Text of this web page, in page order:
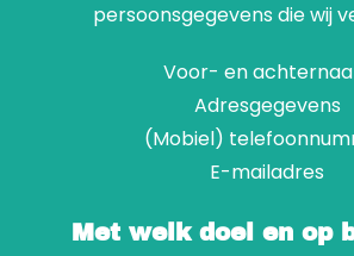
persoonsgegevens die wij
Voor- en
Adresgegevens
(Mobiel)
E-mailadres
Met welk doel en op